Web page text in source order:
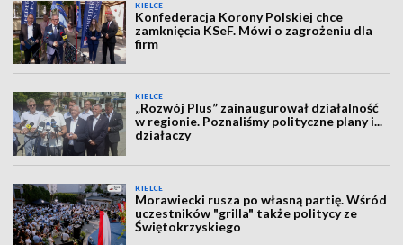
KIELCE
Konfederacja Korony Polskiej chce
zamknięcia KSeF. Mówi o zagrożeniu dla
firm
KIELCE
„Rozwój Plus” zainaugurował działalność
w regionie. Poznaliśmy polityczne plany i...
działaczy
KIELCE
Morawiecki rusza po własną partię. Wśród
uczestników "grilla" także politycy ze
Świętokrzyskiego